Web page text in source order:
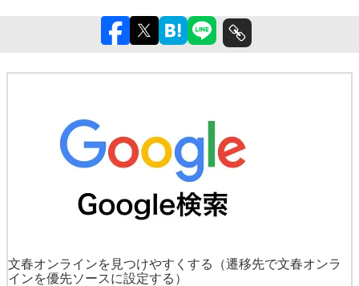
文春オンラインを見つけやすくする
（遷移先で文春オンラ
インを優先ソースに設定する）